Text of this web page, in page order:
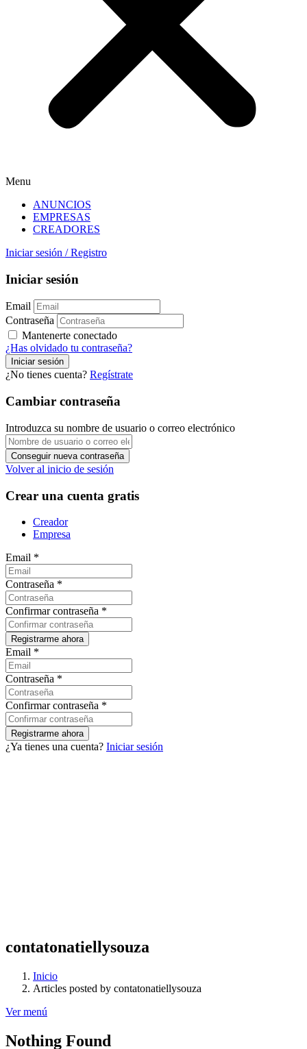
Menu
ANUNCIOS
EMPRESAS
CREADORES
Iniciar sesión / Registro
Iniciar sesión
Email
Contraseña
Mantenerte conectado
¿Has olvidado tu contraseña?
¿No tienes cuenta? Regístrate
Cambiar contraseña
Introduzca su nombre de usuario o correo electrónico
Volver al inicio de sesión
Crear una cuenta gratis
Creador
Empresa
Email *
Contraseña *
Confirmar contraseña *
Email *
Contraseña *
Confirmar contraseña *
¿Ya tienes una cuenta? Iniciar sesión
contatonatiellysouza
Inicio
Articles posted by contatonatiellysouza
Ver menú
Nothing Found